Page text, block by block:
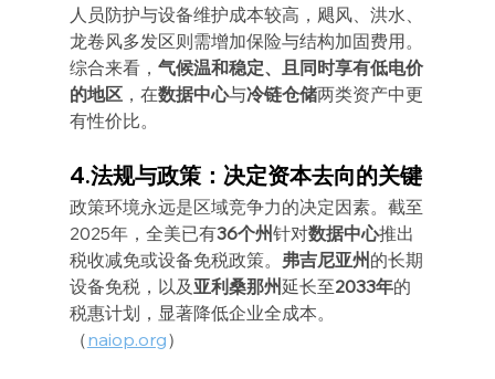
人员防护与设备维护成本较高，飓风、洪水、
龙卷风多发区则需增加保险与结构加固费用。
综合来看， 气候温和稳定、且同时享有低电价
的地区，在数据中心与冷链仓储两类资产中更
有性价比。
4.法规与政策：决定资本去向的关键
政策环境永远是区域竞争力的决定因素。截至
2025年，全美已有36个州针对数据中心推出
税收减免或设备免税政策。 弗吉尼亚州的长期
设备免税，以及 亚利桑那州延长至2033年的
税惠计划，显著降低企业全成本。
（naiop.org）